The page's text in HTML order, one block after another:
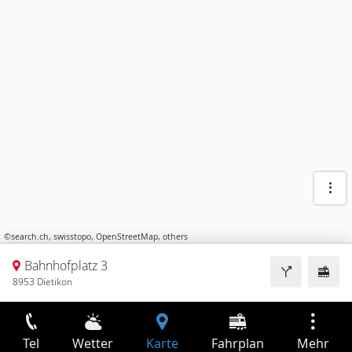
©search.ch, swisstopo, OpenStreetMap, others
Bahnhofplatz 3
8953 Dietikon
Tel Wetter Karte Fahrplan Mehr